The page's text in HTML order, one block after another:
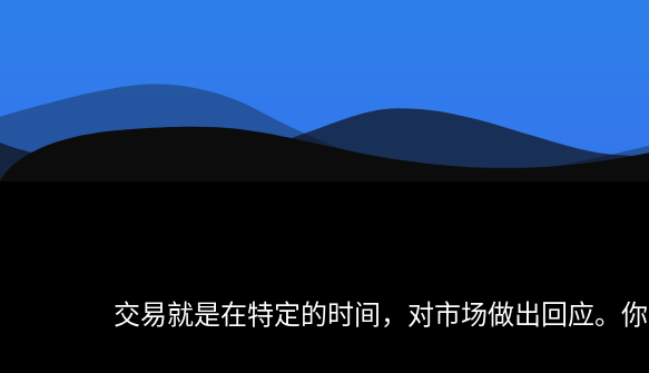
交易就是在特定的时间，对市场做出回应。